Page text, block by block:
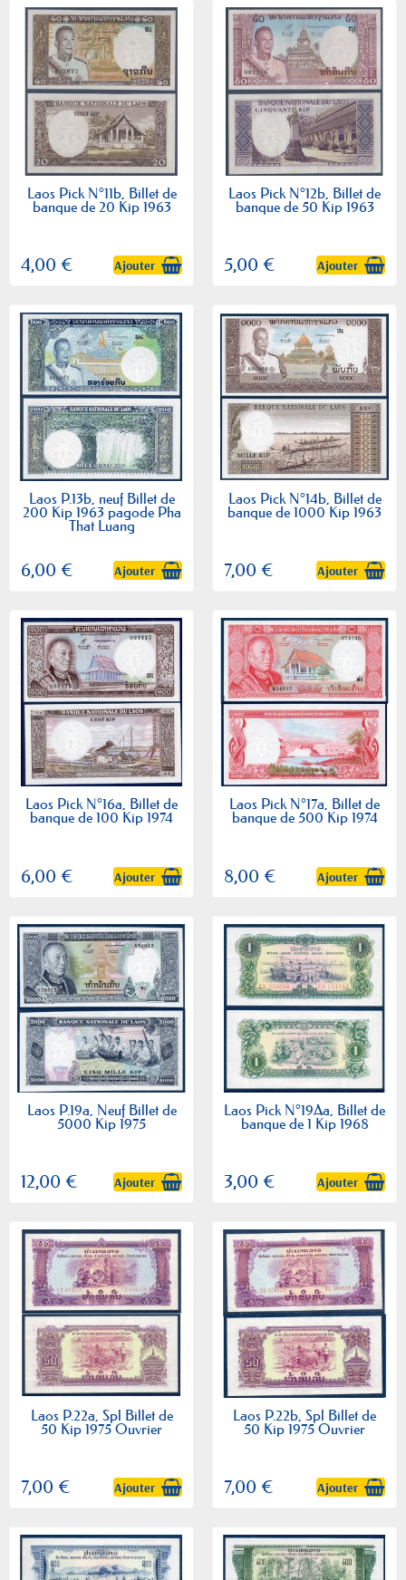
Laos Pick N°11b, Billet de
banque de 20 Kip 1963
4,00 € Ajouter
Laos Pick N°12b, Billet de
banque de 50 Kip 1963
5,00 € Ajouter
Laos P.13b, neuf Billet de
200 Kip 1963 pagode Pha
That Luang
6,00 € Ajouter
Laos Pick N°14b, Billet de
banque de 1000 Kip 1963
7,00 € Ajouter
Laos Pick N°16a, Billet de
banque de 100 Kip 1974
6,00 € Ajouter
Laos Pick N°17a, Billet de
banque de 500 Kip 1974
8,00 € Ajouter
Laos P.19a, Neuf Billet de
5000 Kip 1975
12,00 € Ajouter
Laos Pick N°19Aa, Billet de
banque de 1 Kip 1968
3,00 € Ajouter
Laos P.22a, Spl Billet de
50 Kip 1975 Ouvrier
7,00 € Ajouter
Laos P.22b, Spl Billet de
50 Kip 1975 Ouvrier
7,00 € Ajouter